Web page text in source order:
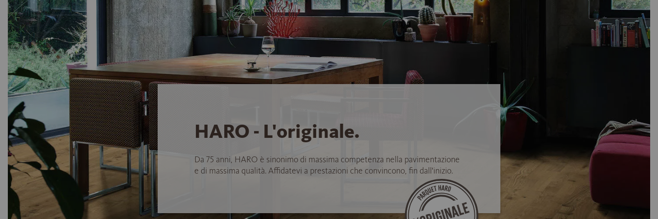
HARO - L'originale.
Da 75 anni, HARO è sinonimo di massima competenza nella pavimentazione
e di massima qualità. Affidatevi a prestazioni che convincono, fin dall'inizio.